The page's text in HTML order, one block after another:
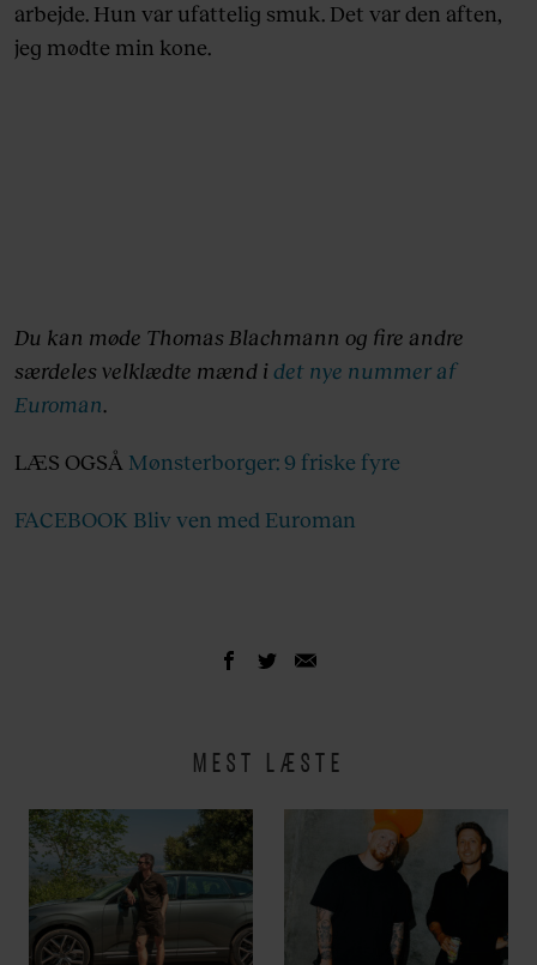
arbejde. Hun var ufattelig smuk. Det var den aften,
jeg mødte min kone.
Du kan møde Thomas Blachmann og fire andre
særdeles velklædte mænd i det nye nummer af
Euroman.
LÆS OGSÅ Mønsterborger: 9 friske fyre
FACEBOOK Bliv ven med Euroman
MEST LÆSTE